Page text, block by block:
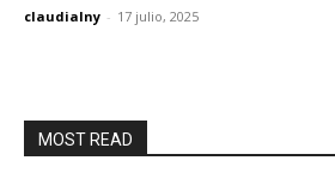
claudialny - 17 julio, 2025
MOST READ